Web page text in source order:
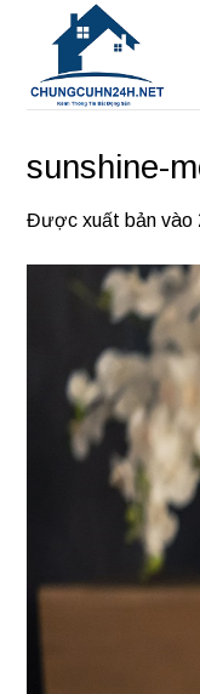
dung
sunshine-
Được xuất bản vào